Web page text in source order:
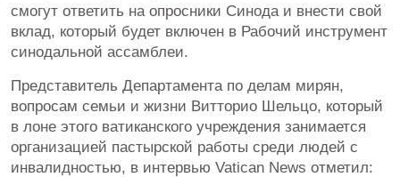
смогут ответить на опросники Синода и внести свой
вклад, который будет включен в Рабочий инструмент
синодальной ассамблеи.
Представитель Департамента по делам мирян,
вопросам семьи и жизни Витторио Шельцо, который
в лоне этого ватиканского учреждения занимается
организацией пастырской работы среди людей с
инвалидностью, в интервью Vatican News отметил: